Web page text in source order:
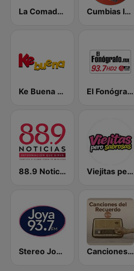
La Comadre 1260 AM Cumbias Inmortales Radio
Ke Buena 92.9 FM El Fonógrafo HD2
88.9 Noticias Viejitas pero Sabrosas Radio
Stereo Joya FM Canciones del Recuerdo DJec